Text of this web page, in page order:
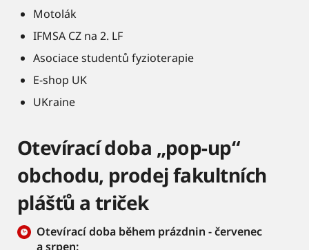
Motolák
IFMSA CZ na 2. LF
Asociace studentů fyzioterapie
E-shop UK
UKraine
Otevírací doba „pop-up“
obchodu, prodej fakultních
plášťů a triček
Otevírací doba během prázdnin - červenec
a srpen: